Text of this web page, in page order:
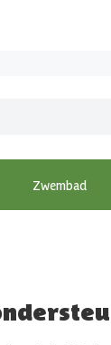
Zwembad